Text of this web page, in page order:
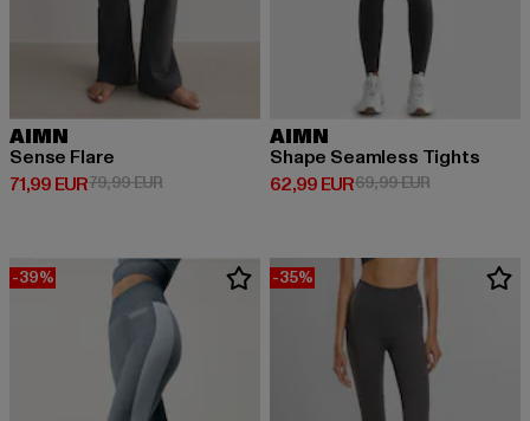
AIMN
Sense Flare
71,99 EUR
Prix courant: 71,99 EUR
79,99 EURPrix en promotion: 79,99 EUR
AIMN
Shape Seamless Tights
62,99 EUR
Prix courant: 62,99 EUR
69,99 EURPrix en
-39% -35%